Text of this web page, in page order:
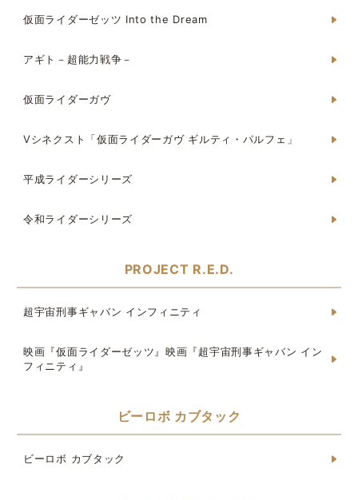
仮面ライダーゼッツ Into the Dream
アギト－超能力戦争－
仮面ライダーガヴ
Vシネクスト「仮面ライダーガヴ ギルティ・パルフェ」
平成ライダーシリーズ
令和ライダーシリーズ
PROJECT R.E.D.
超宇宙刑事ギャバン インフィニティ
映画『仮面ライダーゼッツ』映画『超宇宙刑事ギャバン イン
フィニティ』
ビーロボ カブタック
ビーロボ カブタック